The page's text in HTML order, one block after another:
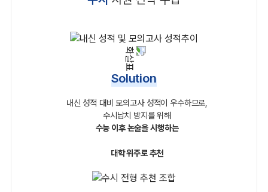
Solution
내신 성적 대비 모의고사 성적이 우수하므로,
수시납치 방지를 위해
수능 이후 논술을 시행하는
대학 위주로 추천